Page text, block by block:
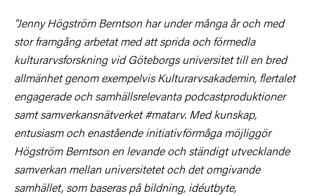
”Jenny Högström Berntson har under många år och med
stor framgång arbetat med att sprida och förmedla
kulturarvsforskning vid Göteborgs universitet till en bred
allmänhet genom exempelvis Kulturarvsakademin, flertalet
engagerade och samhällsrelevanta podcastproduktioner
samt samverkansnätverket #matarv. Med kunskap,
entusiasm och enastående initiativförmåga möjliggör
Högström Berntson en levande och ständigt utvecklande
samverkan mellan universitetet och det omgivande
samhället, som baseras på bildning, idéutbyte,